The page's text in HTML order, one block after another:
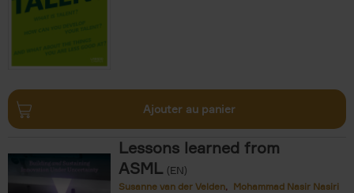
Ajouter au panier
Lessons learned from
ASML (EN)
Susanne van der Velden
Mohammad Nasir Nasiri